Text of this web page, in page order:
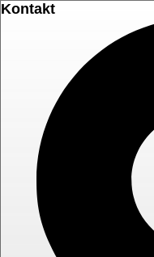
Kontakt